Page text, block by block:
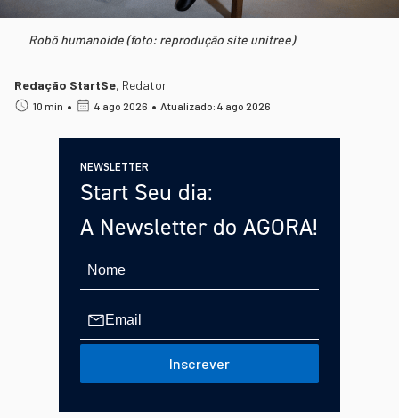
Robô humanoide (foto: reprodução site unitree)
Redação StartSe, Redator
10 min • 4 ago 2026 • Atualizado: 4 ago 2026
NEWSLETTER
Start Seu dia:
A Newsletter do AGORA!
Inscrever